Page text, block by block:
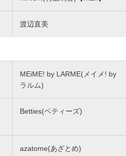
渡辺直美
MEiME! by LARME(メイメ! by
ラルム)
Betties(ベティーズ)
azatome(あざとめ)